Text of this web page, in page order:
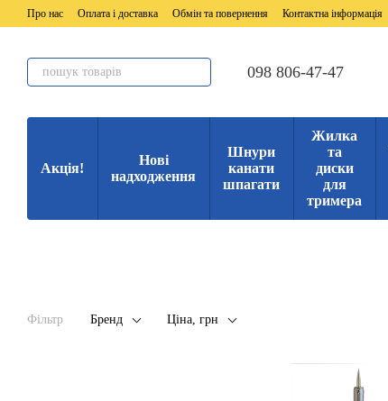
Перейти до основного контенту
Про нас Оплата і доставка Обмін та повернення Контактна інформація
098 806-47-47
Акція!
Нові
надходження
Шнури
канати
шпагати
Жилка
та
диски
для
тримера
Фільтр Бренд Ціна, грн